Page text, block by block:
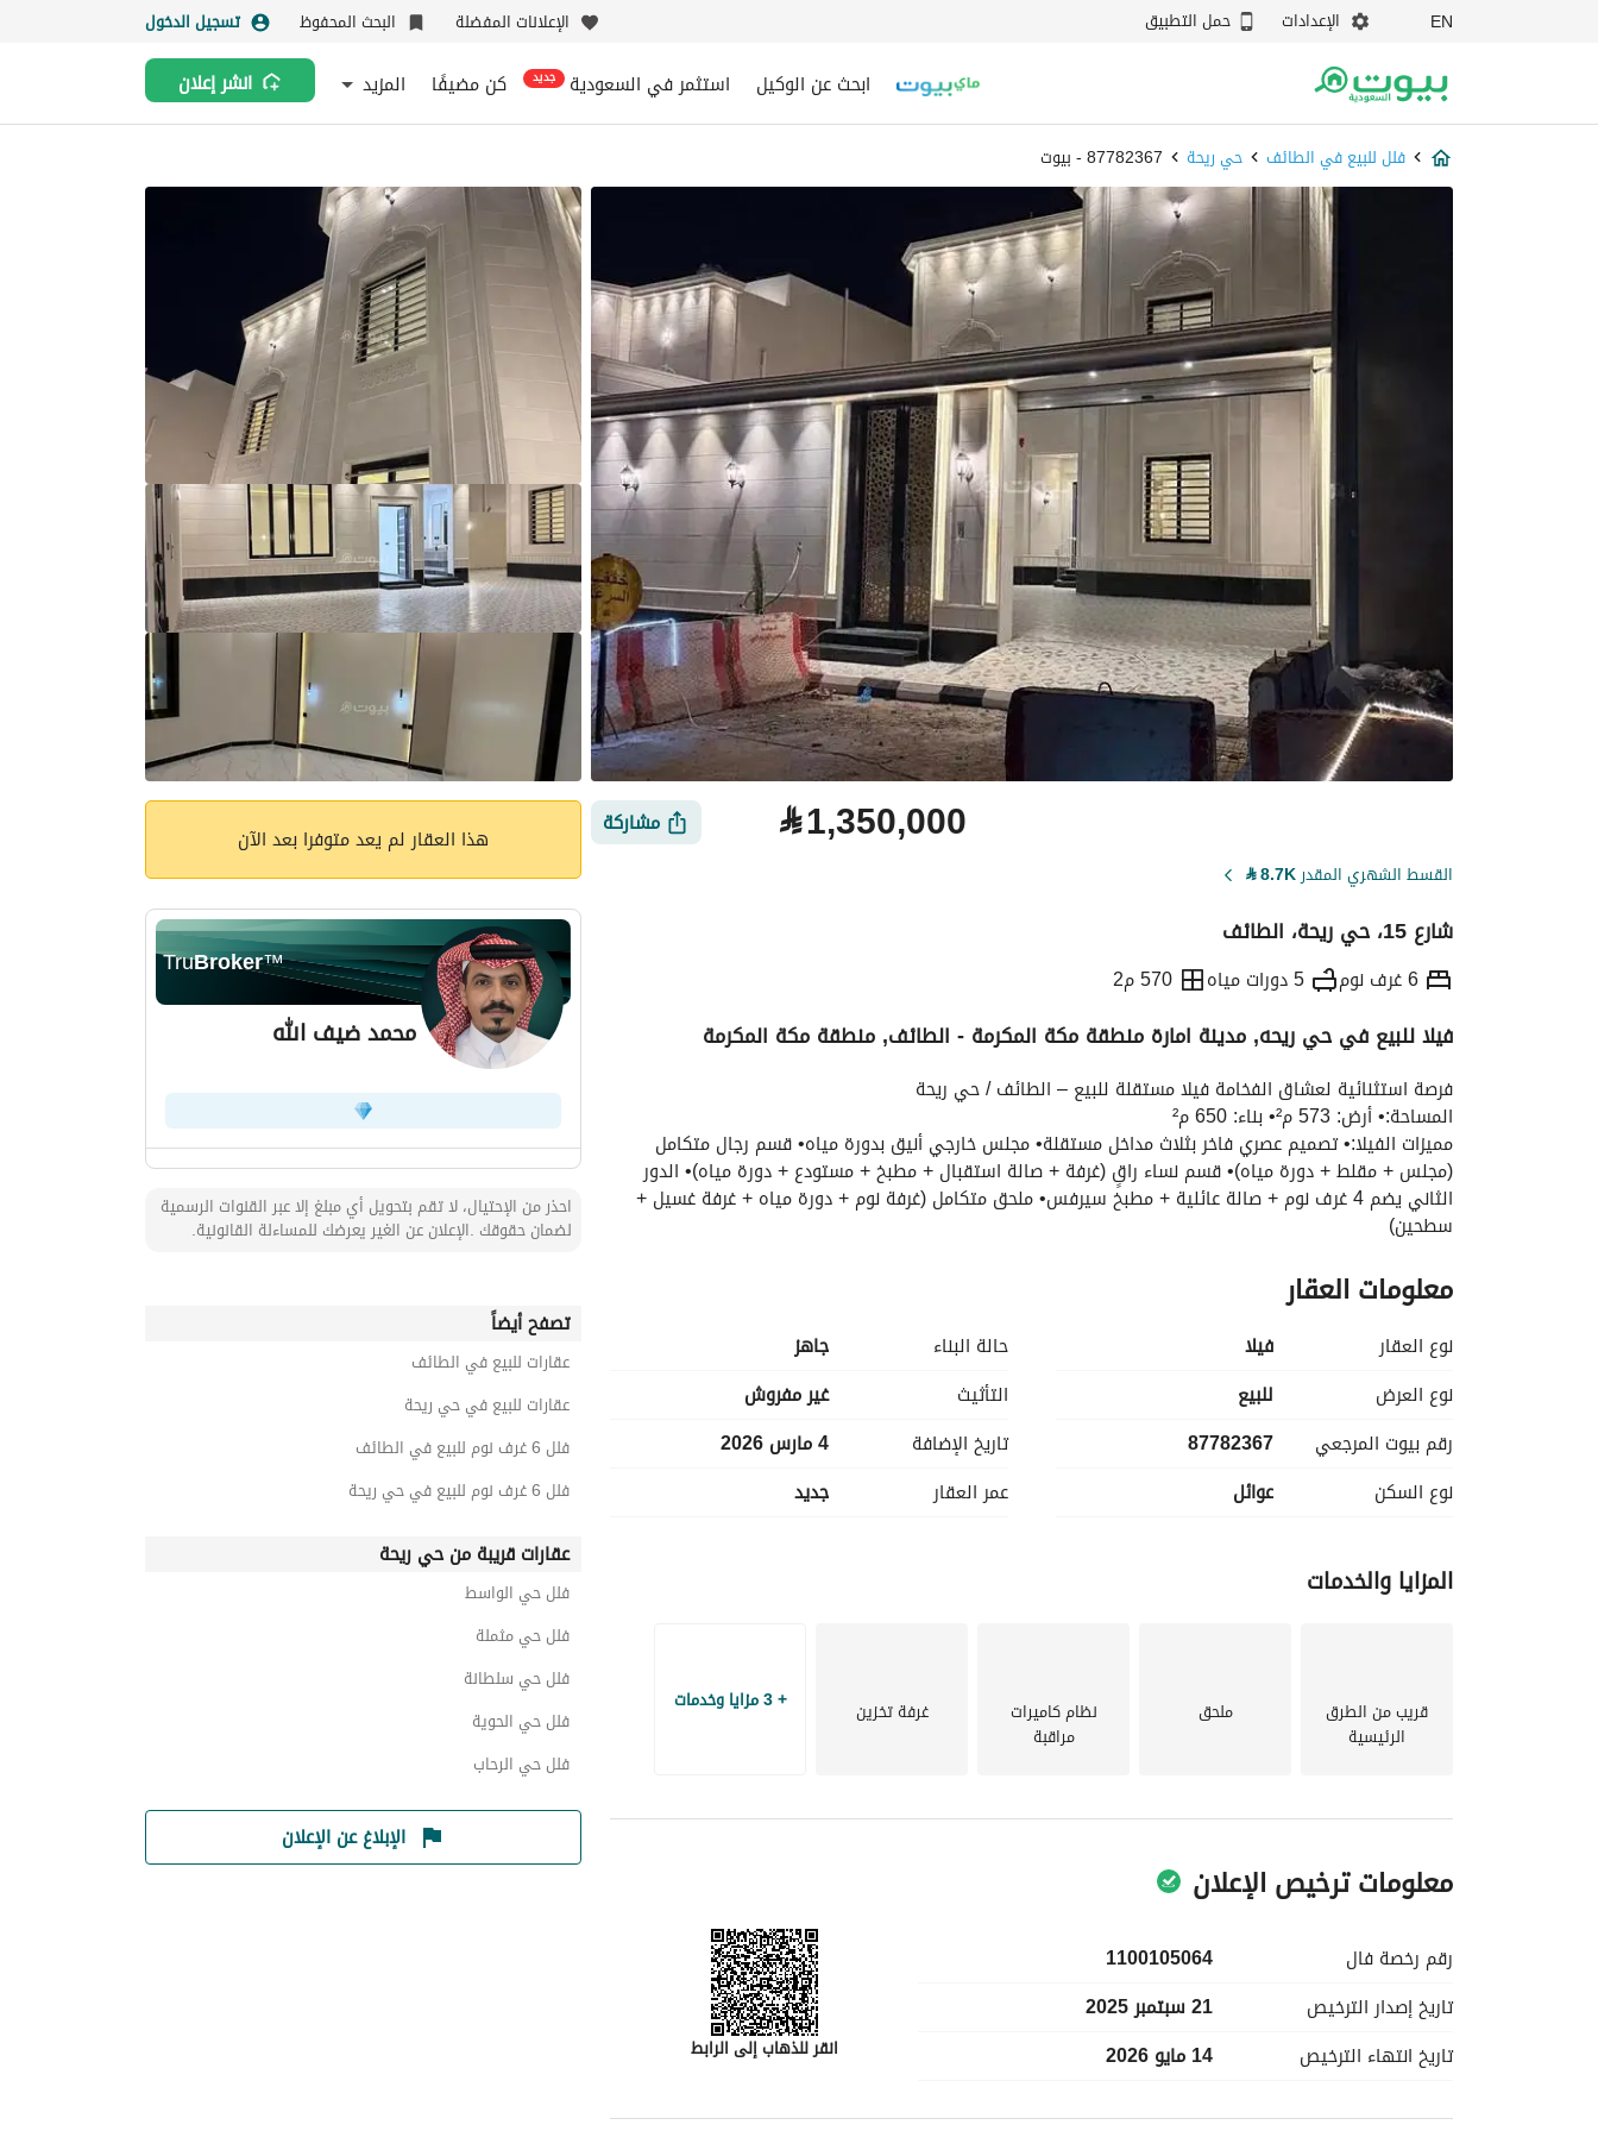
EN الإعدادات حمل التطبيق الإعلانات المفضلة البحث المحفوظ تسجيل الدخول
ابحث عن الوكيل استثمر في السعودية جديد كن مضيفًا المزيد انشر إعلان
فلل للبيع في الطائف حي ريحة 87782367 - بيوت
⃁1,350,000 مشاركة
القسط الشهري المقدر8.7K
⃁
شارع 15، حي ريحة، الطائف
6 غرف نوم 5 دورات مياه 570 م2
التفاصيل معلومات ترخيص الإعلان
فيلا للبيع في حي ريحه, مدينة امارة منطقة مكة المكرمة - الطائف, منطقة مكة المكرمة
فرصة استثنائية لعشاق الفخامة فيلا مستقلة للبيع – الطائف / حي ريحة
المساحة:• أرض: 573 م²• بناء: 650 م²
(مجلس + مقلط + دورة مياه)• قسم نساء راقٍ (غرفة + صالة استقبال + مطبخ + مستودع + دورة مياه)• الدور
سطحين)
السعر: 1,400,000 فقط
احجز موعدك الآن وشاهد الفيلا بنفسك: [0555747449]
معلومات العقار
نوع العقار
فیلا
نوع العرض
للبيع
رقم بيوت المرجعي
87782367
نوع السكن
عوائل
حالة البناء
جاهز
التأثيث
غير مفروش
تاريخ الإضافة
4 مارس 2026
عمر العقار
جديد
المزايا والخدمات
قريب من الطرق
الرئيسية
ملحق نظام كاميرات
مراقبة
غرفة تخزين + 3 مزايا وخدمات
معلومات ترخيص الإعلان
رقم رخصة فال
1100105064
تاريخ إصدار الترخيص
21 سبتمبر 2025
تاريخ انتهاء الترخيص 14 مايو 2026 انقر للذهاب إلى الرابط
هذا العقار لم يعد متوفرا بعد الآن
TruBroker™
محمد ضيف الله
احذر من الإحتيال، لا تقم بتحويل أي مبلغ إلا عبر القنوات الرسمية
لضمان حقوقك .الإعلان عن الغير يعرضك للمساءلة القانونية.
تصفح أيضاً
عقارات للبيع في الطائف
عقارات للبيع في حي ريحة
فلل 6 غرف نوم للبيع في الطائف
فلل 6 غرف نوم للبيع في حي ريحة
عقارات قريبة من حي ريحة
فلل حي الواسط
فلل حي مثملة
فلل حي سلطانة
فلل حي الحوية
فلل حي الرحاب
الإبلاغ عن الإعلان